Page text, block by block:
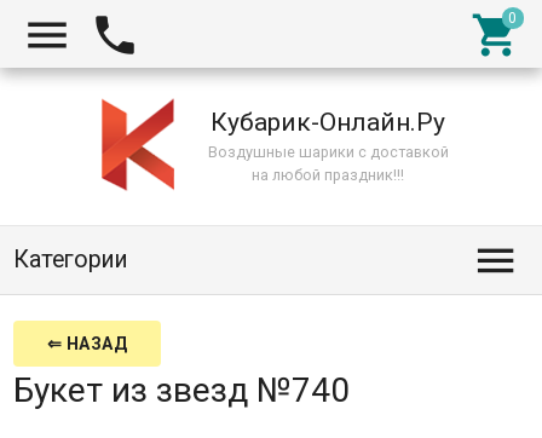
  
Кубарик-Онлайн.Ру
Воздушные шарики с доставкой
на любой праздник!!!
Категории 
⇐ НАЗАД
Букет из звезд №740